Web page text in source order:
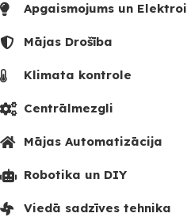
Apgaismojums un
Mājas Drošība
Klimata kontrole
Centrālmezgli
Mājas Automatizācija
Robotika un DIY
Viedā sadzīves tehnika